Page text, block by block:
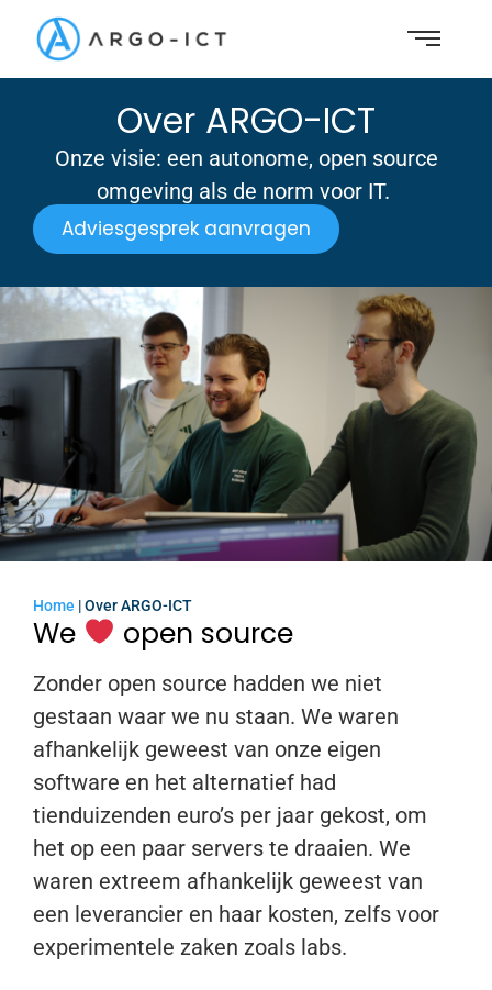
Over ARGO-ICT
Onze visie: een autonome, open source
omgeving als de norm voor IT.
Adviesgesprek aanvragen
Home |Over ARGO-ICT
We open source
Zonder open source hadden we niet
gestaan waar we nu staan. We waren
afhankelijk geweest van onze eigen
software en het alternatief had
tienduizenden euro’s per jaar gekost, om
het op een paar servers te draaien. We
waren extreem afhankelijk geweest van
een leverancier en haar kosten, zelfs voor
experimentele zaken zoals labs.